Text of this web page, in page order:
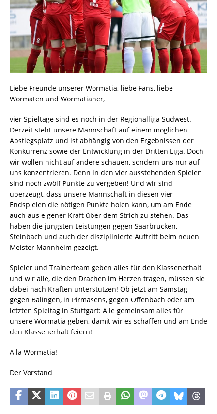
Liebe Freunde unserer Wormatia, liebe Fans, liebe
Wormaten und Wormatianer,
vier Spieltage sind es noch in der Regionalliga Südwest.
Derzeit steht unsere Mannschaft auf einem möglichen
Abstiegsplatz und ist abhängig von den Ergebnissen der
Konkurrenz sowie der Entwicklung in der Dritten Liga. Doch
wir wollen nicht auf andere schauen, sondern uns nur auf
uns konzentrieren. Denn in den vier ausstehenden Spielen
sind noch zwölf Punkte zu vergeben! Und wir sind
überzeugt, dass unsere Mannschaft in diesen vier
Endspielen die nötigen Punkte holen kann, um am Ende
auch aus eigener Kraft über dem Strich zu stehen. Das
haben die jüngsten Leistungen gegen Saarbrücken,
Steinbach und auch der disziplinierte Auftritt beim neuen
Meister Mannheim gezeigt.
Spieler und Trainerteam geben alles für den Klassenerhalt 
und wir alle, die den Drachen im Herzen tragen, müssen sie
dabei nach Kräften unterstützen! Ob jetzt am Samstag
gegen Balingen, in Pirmasens, gegen Offenbach oder am
letzten Spieltag in Stuttgart: Alle gemeinsam alles für
unsere Wormatia geben, damit wir es schaffen und am Ende
den Klassenerhalt feiern!
Alla Wormatia!
Der Vorstand